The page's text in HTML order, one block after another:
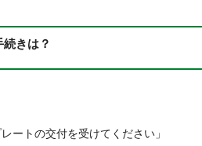
きは？
ートの交付を受けてください」